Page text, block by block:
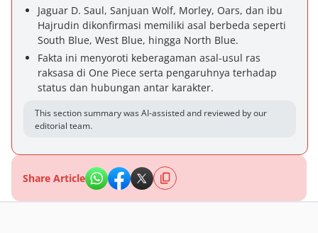
Jaguar D. Saul, Sanjuan Wolf, Morley, Oars, dan ibu
Hajrudin dikonfirmasi memiliki asal berbeda seperti
South Blue, West Blue, hingga North Blue.
Fakta ini menyoroti keberagaman asal-usul ras
raksasa di One Piece serta pengaruhnya terhadap
status dan hubungan antar karakter.
This section summary was AI-assisted and reviewed by our
editorial team.
Share Article